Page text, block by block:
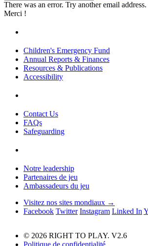
There was an error. Try another email address.
Merci !
Children's Emergency Fund
Annual Reports & Finances
Resources & Publications
Accessibility
Contact Us
FAQs
Safeguarding
Notre leadership
Partenaires de jeu
Ambassadeurs du jeu
Visitez nos sites mondiaux →
Facebook Twitter Instagram Linked In
© 2026 RIGHT TO PLAY. V2.6
Politique de confidentialité